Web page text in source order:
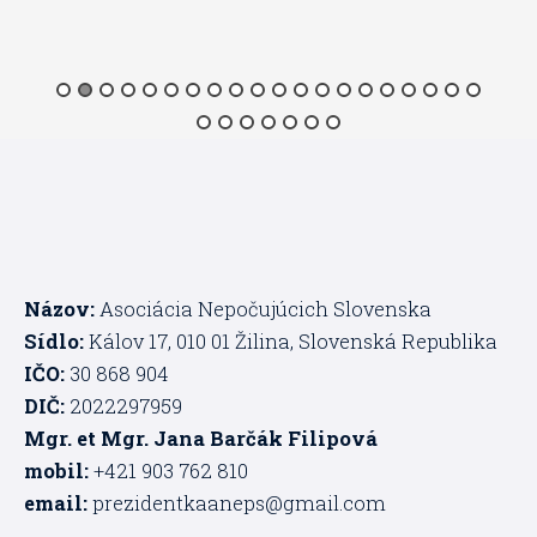
Názov: Asociácia Nepočujúcich Slovenska
Sídlo:Kálov 17, 010 01 Žilina, Slovenská Republika
IČO: 30 868 904
DIČ: 2022297959
Mgr. et Mgr. Jana Barčák Filipová
mobil:+421 903 762 810
email:prezidentkaaneps@gmail.com